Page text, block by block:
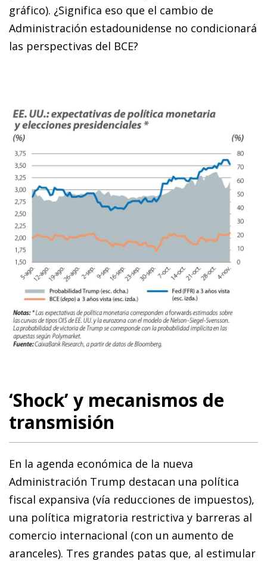
gráfico). ¿Significa eso que el cambio de
Administración estadounidense no condicionará
las perspectivas del BCE?
‘Shock’ y mecanismos de
transmisión
En la agenda económica de la nueva
Administración Trump destacan una política
fiscal expansiva (vía reducciones de impuestos),
una política migratoria restrictiva y barreras al
comercio internacional (con un aumento de
aranceles). Tres grandes patas que, al estimular